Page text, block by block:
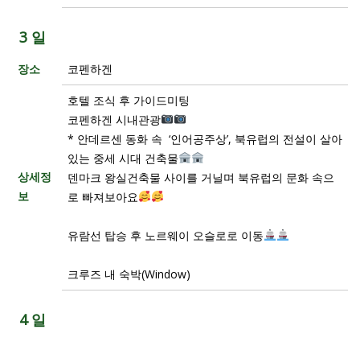
3 일
장소 코펜하겐
상세정
보
호텔 조식 후 가이드미팅
코펜하겐 시내관광
* 안데르센 동화 속 ‘인어공주상’, 북유럽의 전설이 살아
있는 중세 시대 건축물
덴마크 왕실건축물 사이를 거닐며 북유럽의 문화 속으
로 빠져보아요
유람선 탑승 후 노르웨이 오슬로로 이동
크루즈 내 숙박(Window)
4 일